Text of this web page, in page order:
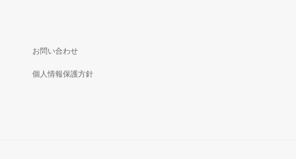
お問い合わせ
個人情報保護方針